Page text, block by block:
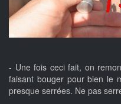
- Une fois ceci fait, on
faisant bouger pour bien le
presque serrées. Ne pas